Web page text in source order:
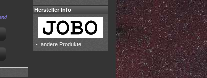
Hersteller Info
- andere Produkte